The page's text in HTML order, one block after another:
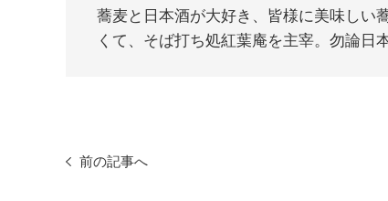
蕎麦と日本酒が大好き、皆様に美味しい
くて、そば打ち処紅葉庵を主宰。勿論日
前の記事へ